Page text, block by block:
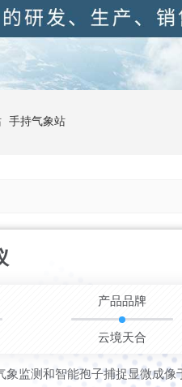
手持气象站
产品品牌
云境天合
象监测和智能孢子捕捉显微成像